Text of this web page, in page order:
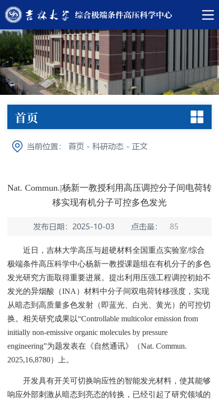
首页
当前位置： 首页 - 科研动态 - 正文
Nat. Commun.|杨新一教授利用高压调控分子间电荷转
移实现有机分子可控多色发光
发布日期：2025-10-03 点击量： 85
近日，吉林大学高压与超硬材料全国重点实验室/综合
极端条件高压科学中心杨新一教授课题组在有机分子的多色
发光研究方面取得重要进展。提出利用压强工程调控初始不
发光的异烟酸（INA）材料中分子间双电荷转移强度，实现
从暗态到高质量多色发射（即蓝光、白光、黄光）的可控切
换。相关研究成果以“Controllable multicolor emission from
initially non-emissive organic molecules by pressure
engineering”为题发表在《自然通讯》（Nat. Commun.
2025,16,8780）上。
开发具有开关可切换响应性的智能发光材料，使其能够
响应外部刺激从暗态到亮态的转换，已经引起了研究领域的